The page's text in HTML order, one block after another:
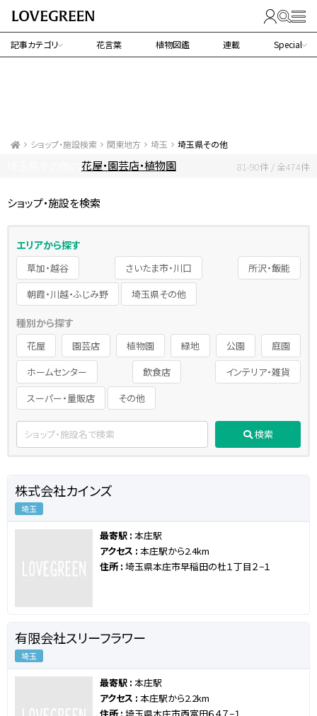
記事カテゴリ 花言葉 植物図鑑 連載 Special
ショップ・施設検索 関東地方 埼玉
埼玉県その他
花屋・園芸店・植物園 81-90件 / 全474件
ショップ・施設を検索
エリアから探す
草加・越谷 さいたま市・川口
所沢・飯能
朝霞・川越・ふじみ野
埼玉県その他
種別から探す
花屋 園芸店 植物園 緑地 公園
庭園
ホームセンター
飲食店
インテリア・雑貨
スーパー・量販店
その他
検索
株式会社カインズ
埼玉
最寄駅 : 本庄駅
アクセス : 本庄駅から2.4km
住所 : 埼玉県本庄市早稲田の杜１丁目２−１
有限会社スリーフラワー
埼玉
最寄駅 : 本庄駅
アクセス : 本庄駅から2.2km